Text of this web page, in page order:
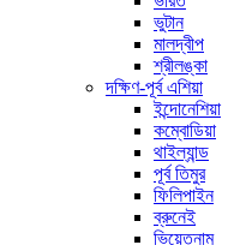
ভুটান
মালদ্বীপ
শ্রীলঙ্কা
দক্ষিণ-পূর্ব এশিয়া
ইন্দোনেশিয়া
কম্বোডিয়া
থাইল্যান্ড
পূর্ব তিমুর
ফিলিপাইন
ব্রুনেই
ভিয়েতনাম